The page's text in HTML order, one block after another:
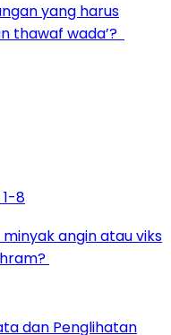
yang harus
thawaf wada’?
8
angin atau viks
dan Penglihatan